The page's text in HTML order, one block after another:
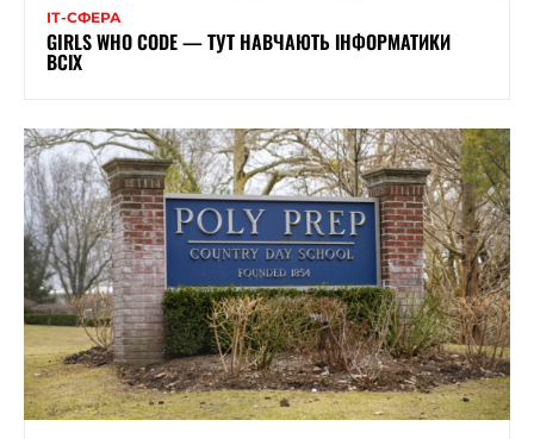
ІТ-СФЕРА
GIRLS WHO CODE — ТУТ НАВЧАЮТЬ ІНФОРМАТИКИ
ВСІХ